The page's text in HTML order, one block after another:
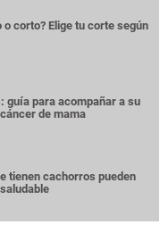
o corto? Elige tu corte según
guía para acompañar a su
de mama
tienen cachorros pueden